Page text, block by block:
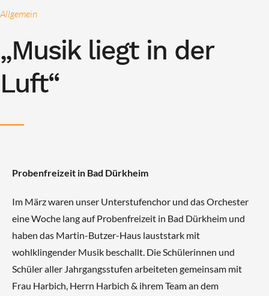
Allgemein
„Musik liegt in der
Luft“
Probenfreizeit in Bad Dürkheim
Im März waren unser Unterstufenchor und das Orchester
eine Woche lang auf Probenfreizeit in Bad Dürkheim und
haben das Martin-Butzer-Haus lauststark mit
wohlklingender Musik beschallt. Die Schülerinnen und
Schüler aller Jahrgangsstufen arbeiteten gemeinsam mit
Frau Harbich, Herrn Harbich & ihrem Team an dem